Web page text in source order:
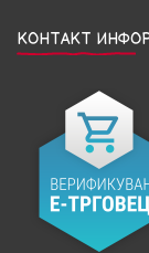
КОНТАКТ